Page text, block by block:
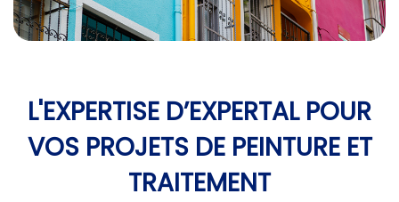
L'EXPERTISE D’EXPERTAL POUR
VOS PROJETS DE PEINTURE ET
TRAITEMENT